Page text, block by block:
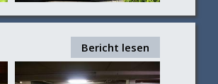
Bericht lesen